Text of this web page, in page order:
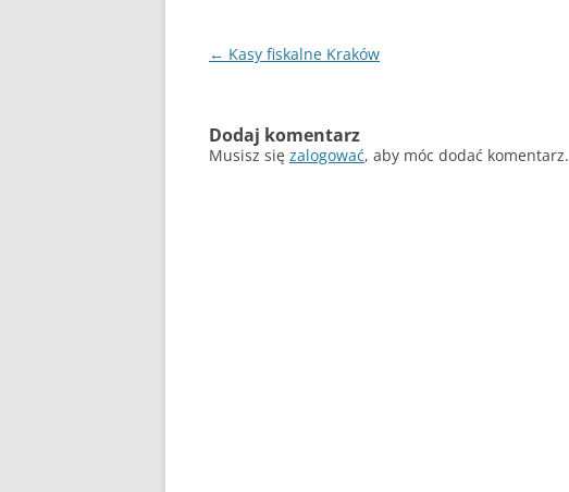
Nawigacja
← Kasy fiskalne Kraków
Dodaj komentarz
Musisz się zalogować, aby móc dodać komentarz.